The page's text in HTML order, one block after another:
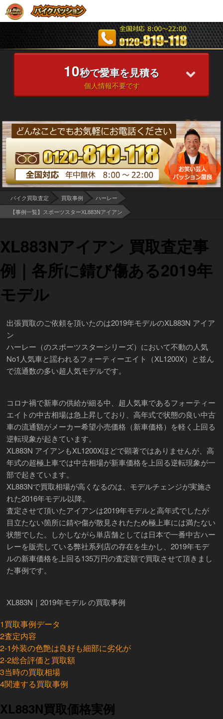
10秒で愛車を見積る
個人情報不要です
バイク買取査定 買取事例 ハーレー
【事例一覧】スポーツスターXL883Nアイアン
XL883Nアイアン 買取査定事
例｜各所に錆び傷ある2019年
モデル
出張買取のご依頼を頂いたのは2019年モデルのXL883N アイア
ン
ハーレー（のスポーツスターシリーズ）において不動の人気
No1人気車と謡われるフォーティーエイト（XL1200X）と並ん
で流通数の多い超人気モデルです。
コロナ禍で新車の供給が細る中、超人気車であるフォーティー
エイトの中古相場は急上昇しており、高年式で状態の良い中古
車の流通額がメーカー希望小売価格（新車価格）を軽く上回る
逆転現象が起きています。
XL883N アイアンもXL1200Xほどで顕著ではありませんが、高
年式の超極上車では中古相場が新車価格を上回る逆転現象が一
部で起きています。
XL883Nで買取相場が高くなるのは、モデルチェンジが実施さ
れた2016年モデル以降。
査定させて頂いたアイアンは2019年モデルと高年式でしたが
目立たない箇所に錆や傷が散見されたため極上車には満たない
状態でした。しかしながら単店舗としては日本で一番中古ハー
レーを販売している弊社系列店の存在を生かし、2019年モデ
ルの新車価格を上回る135万円の査定額で買取させて頂きまし
た事例です。
XL883N｜2019年モデル の買取事例
1買取事例データ
2査定内容
2-1外装の色艶は良好も細部に劣化が
2-2総合評価と買取額
3当時の買取相場
4関連する買取事例
XL883N買取価格実例